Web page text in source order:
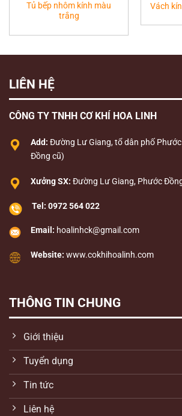
Tủ bếp nhôm kính màu
trắng
Vách
LIÊN HỆ
CÔNG TY TNHH CƠ KHÍ HOA LINH
Add: Đường Lư Giang, tổ dân phố
Đồng cũ)
Xưởng SX: Đường Lư Giang, Phước
Tel: 0972 564 022
Email: hoalinhck@gmail.com
Website: www.cokhihoalinh.com
THÔNG TIN CHUNG
Giới thiệu
Tuyển dụng
Tin tức
Liên hệ